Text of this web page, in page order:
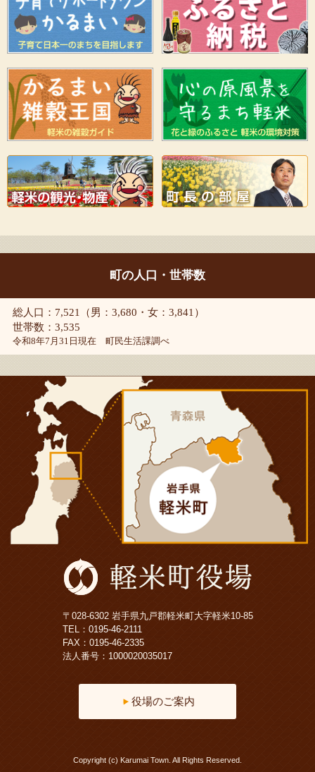
町の人口・世帯数
総人口：7,521（男：3,680・女：3,841）
世帯数：3,535
令和8年7月31日現在 町民生活課調べ
〒028-6302 岩手県九戸郡軽米町大字軽米10-85
TEL： 0195-46-2111
FAX：0195-46-2335
法人番号：1000020035017
役場のご案内
Copyright (c) Karumai Town. All Rights Reserved.